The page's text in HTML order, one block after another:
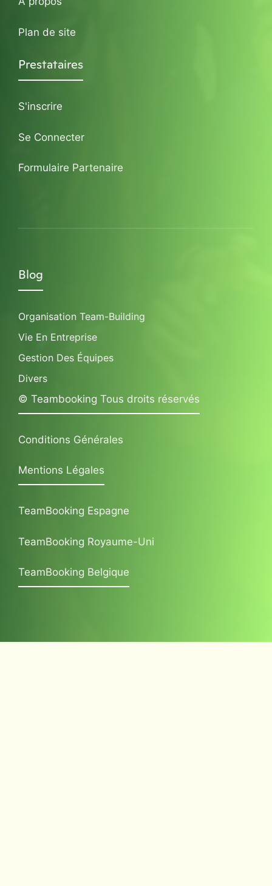
Plan de site
Prestataires
S'inscrire
Se Connecter
Formulaire Partenaire
Blog
Organisation Team-Building
Vie En Entreprise
Gestion Des Équipes
Divers
© Teambooking Tous droits réservés
Conditions Générales
Mentions Légales
TeamBooking Espagne
TeamBooking Royaume-Uni
TeamBooking Belgique